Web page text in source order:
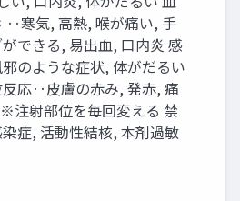
‥寒気, 高熱, 喉が痛い, 手
できる, 易出血, 口内炎 感
のような症状, 体がだるい
応‥皮膚の赤み, 発赤, 痛
注射部位を毎回変える 禁
症, 活動性結核, 本剤過敏